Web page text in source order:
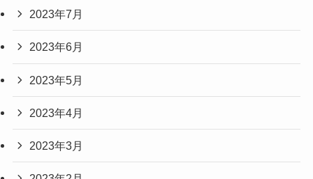
2023年7月
2023年6月
2023年5月
2023年4月
2023年3月